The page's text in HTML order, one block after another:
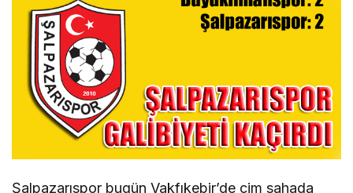
Şalpazarıspor bugün Vakfıkebir’de çim sahada